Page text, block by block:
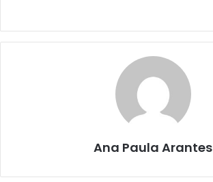
Ana Paula Arantes